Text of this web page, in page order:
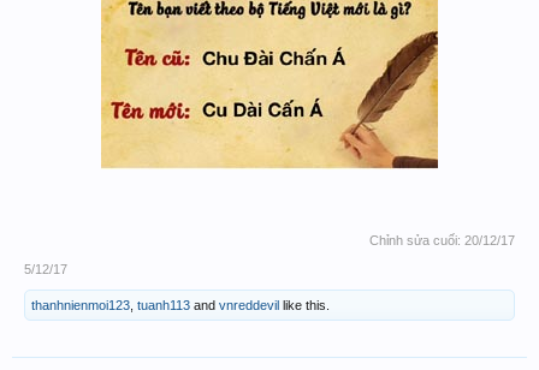
Chỉnh sửa cuối: 20/12/17
5/12/17
thanhnienmoi123 tuanh113 and vnreddevil like this.